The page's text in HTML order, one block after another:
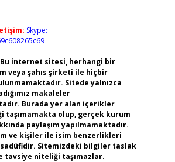
Skype:
Bu internet sitesi, herhangi bir
veya şahıs şirketi ile hiçbir
Sitede yalnızca
makaleler
Burada yer alan içerikler
taşımamakta olup, gerçek kurum
paylaşım yapılmamaktadır.
ve kişiler ile isim benzerlikleri
Sitemizdeki bilgiler taslak
tavsiye niteliği taşımazlar.